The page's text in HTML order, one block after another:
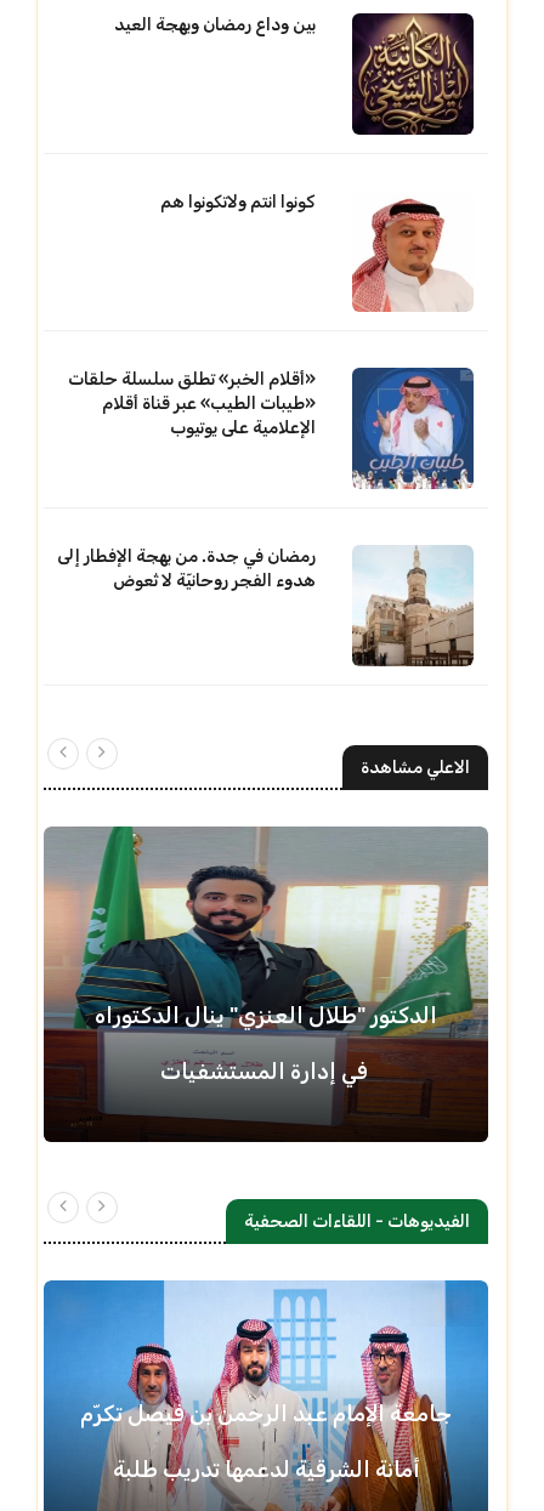
بين وداع رمضان وبهجة العيد
كونوا انتم ولاتكونوا هم
«أقلام الخبر» تطلق سلسلة حلقات
«طيبات الطيب» عبر قناة أقلام
الإعلامية على يوتيوب
رمضان في جدة. من بهجة الإفطار إلى
هدوء الفجر روحانيّة لا تُعوض
الاعلي مشاهدة
الدكتور "طلال العنزي" ينال الدكتوراه
في إدارة المستشفيات
الفيديوهات - اللقاءات الصحفية
جامعة الإمام عبد الرحمن بن فيصل تكرّم
أمانة الشرقية لدعمها تدريب طلبة